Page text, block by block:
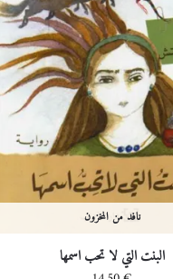
نافد من المخزون
البنت التي لا تحب اسمها